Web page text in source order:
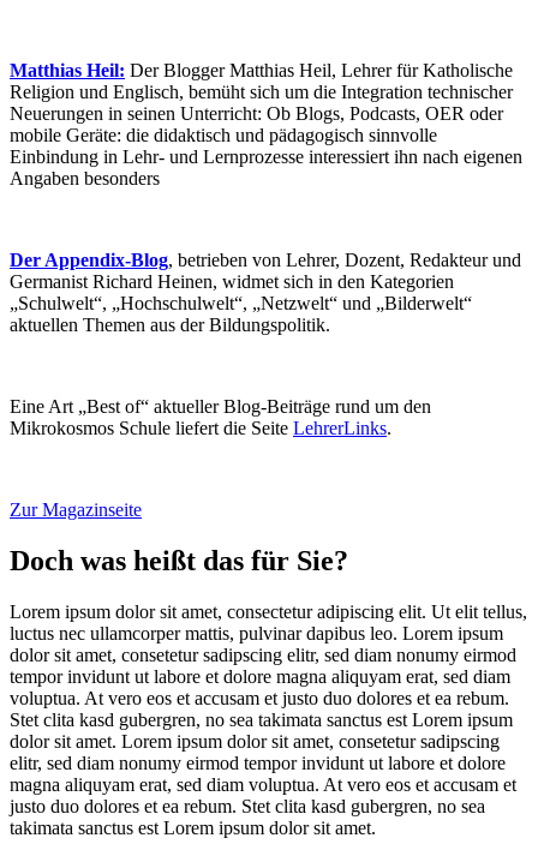
Matthias Heil: Der Blogger Matthias Heil, Lehrer für Katholische
Religion und Englisch, bemüht sich um die Integration technischer
Neuerungen in seinen Unterricht: Ob Blogs, Podcasts, OER oder
mobile Geräte: die didaktisch und pädagogisch sinnvolle
Einbindung in Lehr- und Lernprozesse interessiert ihn nach eigenen
Angaben besonders
Der Appendix-Blog, betrieben von Lehrer, Dozent, Redakteur und
Germanist Richard Heinen, widmet sich in den Kategorien
„Schulwelt“, „Hochschulwelt“, „Netzwelt“ und „Bilderwelt“
aktuellen Themen aus der Bildungspolitik.
Eine Art „Best of“ aktueller Blog-Beiträge rund um den
Mikrokosmos Schule liefert die Seite LehrerLinks.
Zur Magazinseite
Doch was heißt das für Sie?
Lorem ipsum dolor sit amet, consectetur adipiscing elit. Ut elit tellus,
luctus nec ullamcorper mattis, pulvinar dapibus leo. Lorem ipsum
dolor sit amet, consetetur sadipscing elitr, sed diam nonumy eirmod
tempor invidunt ut labore et dolore magna aliquyam erat, sed diam
voluptua. At vero eos et accusam et justo duo dolores et ea rebum.
Stet clita kasd gubergren, no sea takimata sanctus est Lorem ipsum
dolor sit amet. Lorem ipsum dolor sit amet, consetetur sadipscing
elitr, sed diam nonumy eirmod tempor invidunt ut labore et dolore
magna aliquyam erat, sed diam voluptua. At vero eos et accusam et
justo duo dolores et ea rebum. Stet clita kasd gubergren, no sea
takimata sanctus est Lorem ipsum dolor sit amet.